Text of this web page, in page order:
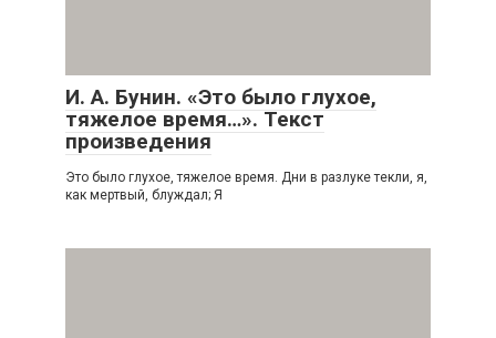
И. А. Бунин. «Это было глухое,
тяжелое время…». Текст
произведения
Это было глухое, тяжелое время. Дни в разлуке текли, я,
как мертвый, блуждал; Я